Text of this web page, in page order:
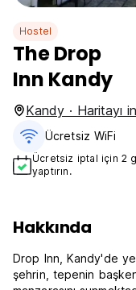
Hostel
The Drop
Inn Kandy
Kandy · Haritayı
Ücretsiz WiFi
Ücretsiz iptal için 2
yaptırın.
Hakkında
Drop Inn, Kandy'de
şehrin, tepenin